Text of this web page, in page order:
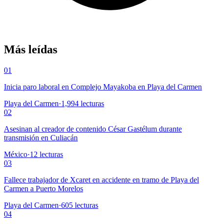
Más leídas
01
Inicia paro laboral en Complejo Mayakoba en Playa del Carmen
Playa del Carmen·1,994 lecturas
02
Asesinan al creador de contenido César Gastélum durante
transmisión en Culiacán
México·12 lecturas
03
Fallece trabajador de Xcaret en accidente en tramo de Playa del
Carmen a Puerto Morelos
Playa del Carmen·605 lecturas
04